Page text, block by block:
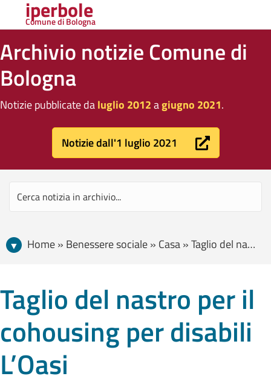
iperbole
Comune di Bologna
Archivio notizie Comune di
Bologna
Notizie pubblicate daluglio 2012agiugno 2021.
Notizie dall'1 luglio 2021
Home » Benessere sociale » Casa » Taglio del nastro per il cohousing per disabili L’Oasi
Taglio del nastro per il
cohousing per disabili
L’Oasi